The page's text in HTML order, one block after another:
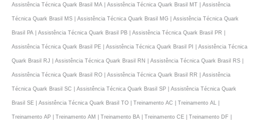
Assistência Técnica Quark Brasil MA | Assistência Técnica Quark Brasil MT | Assistência
Técnica Quark Brasil MS | Assistência Técnica Quark Brasil MG | Assistência Técnica Quark
Brasil PA | Assistência Técnica Quark Brasil PB | Assistência Técnica Quark Brasil PR |
Assistência Técnica Quark Brasil PE | Assistência Técnica Quark Brasil PI | Assistência Técnica
Quark Brasil RJ | Assistência Técnica Quark Brasil RN | Assistência Técnica Quark Brasil RS |
Assistência Técnica Quark Brasil RO | Assistência Técnica Quark Brasil RR | Assistência
Técnica Quark Brasil SC | Assistência Técnica Quark Brasil SP | Assistência Técnica Quark
Brasil SE | Assistência Técnica Quark Brasil TO | Treinamento AC | Treinamento AL |
Treinamento AP | Treinamento AM | Treinamento BA | Treinamento CE | Treinamento DF |